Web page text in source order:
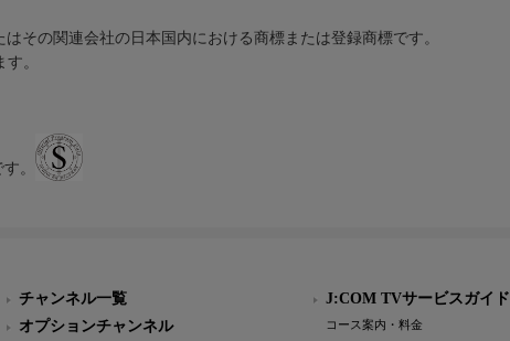
その関連会社の日本国内における商標または登録商標です。
。
。
チャンネル一覧
オプションチャンネル
J:COM TVサービスガイド
コース案内・料金